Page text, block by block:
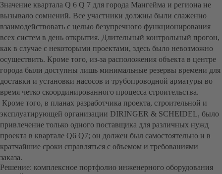
Значение квартала Q 6 Q 7 для города Мангейма и региона не
вызывало сомнений. Все участники должны были слаженно
взаимодействовать с целью безупречного функционирования
всех систем в день открытия. Длительный контрольный прогон,
как в случае с некоторыми проектами, здесь было невозможно
осуществить. Кроме того, из-за расположения объекта в центре
города были доступны лишь минимальные резервы времени для
доставки и установки насосов и трубопроводной арматуры во
время четко скоординированного процесса строительства.
Кроме того, в планах разработчика проекта, строительной и
эксплуатирующей организации DIRINGER & SCHEIDEL, было
привлечение только одного поставщика для различных нужд
проекта в квартале Q6 Q7; он должен был самостоятельно и в
кратчайшие сроки справляться с объемом и требованиями
заказа.
Решение: комплексное портфолио инженерного оборудования